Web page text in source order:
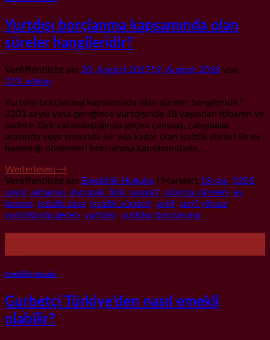
Yurtdışı borçlanma kapsamında olan
süreler hangileridir?
Veröffentlicht am 20. August 201719. August 2018 von
123_admin
Yurtdışı borçlanma kapsamında olan süreler hangileridir?
3201 sayılı yasa gereğince yurtdışında 18 yaşından itibaren ve
sadece Türk vatandaşlığında geçen çalışma, çalışmalar
arasında veya sonunda bir yıla kadar olan işsizlik sürleri ile ev
hanımlığı dönemleri borçlanma kapsamındadır…
Weiterlesen →
Veröffentlicht am Emeklilik Hukuku Markiert 18 yas, 3201
sayılı, almanya, Avrupali Türk, avukat, çalışma süreleri, ev
hanımı, issizlik süre, işsizlik süreleri, şerif, serif yilmaz,
yurtdisinda gecen, yurtdışı, yurtdışı borçlanma
Emeklilik Hukuku
Gurbetçi Türkiye’den nasıl emekli
olabilir?